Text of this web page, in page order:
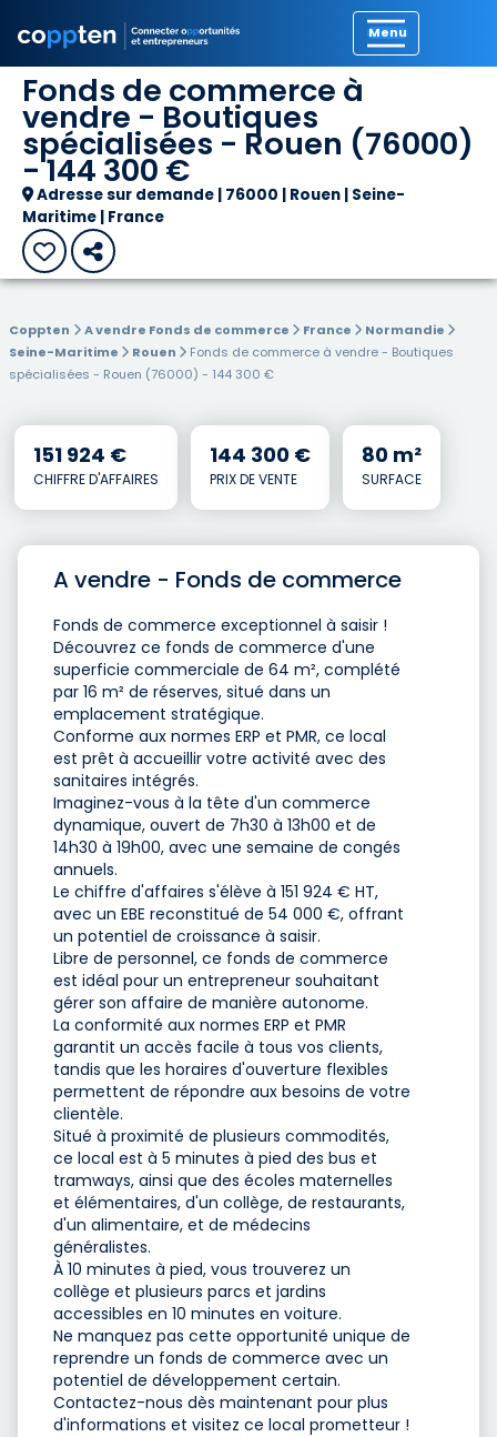
Fonds de commerce à
vendre - Boutiques
spécialisées - Rouen (76000)
- 144 300 €
Adresse sur demande | 76000 | Rouen | Seine-
Maritime | France
Coppten A vendre Fonds de commerce France
Normandie
Seine-Maritime
Rouen
Fonds de commerce à vendre - Boutiques
spécialisées - Rouen (76000) - 144 300 €
151 924 €
CHIFFRE D'AFFAIRES
144 300 €
PRIX DE VENTE
80 m²
SURFACE
A vendre - Fonds de commerce
Fonds de commerce exceptionnel à saisir !
Découvrez ce fonds de commerce d'une
superficie commerciale de 64 m², complété
par 16 m² de réserves, situé dans un
emplacement stratégique.
Conforme aux normes ERP et PMR, ce local
est prêt à accueillir votre activité avec des
sanitaires intégrés.
Imaginez-vous à la tête d'un commerce
dynamique, ouvert de 7h30 à 13h00 et de
14h30 à 19h00, avec une semaine de congés
annuels.
Le chiffre d'affaires s'élève à 151 924 € HT,
avec un EBE reconstitué de 54 000 €, offrant
un potentiel de croissance à saisir.
Libre de personnel, ce fonds de commerce
est idéal pour un entrepreneur souhaitant
gérer son affaire de manière autonome.
La conformité aux normes ERP et PMR
garantit un accès facile à tous vos clients,
tandis que les horaires d'ouverture flexibles
permettent de répondre aux besoins de votre
clientèle.
Situé à proximité de plusieurs commodités,
ce local est à 5 minutes à pied des bus et
tramways, ainsi que des écoles maternelles
et élémentaires, d'un collège, de restaurants,
d'un alimentaire, et de médecins
généralistes.
À 10 minutes à pied, vous trouverez un
collège et plusieurs parcs et jardins
accessibles en 10 minutes en voiture.
Ne manquez pas cette opportunité unique de
reprendre un fonds de commerce avec un
potentiel de développement certain.
Contactez-nous dès maintenant pour plus
d'informations et visitez ce local prometteur !